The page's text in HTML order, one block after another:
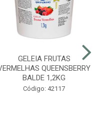
GELEIA FRUTAS
QUEENSBERRY
BALDE 1,2KG
Código: 42117